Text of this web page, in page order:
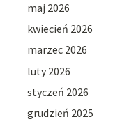
maj 2026
kwiecień 2026
marzec 2026
luty 2026
styczeń 2026
grudzień 2025